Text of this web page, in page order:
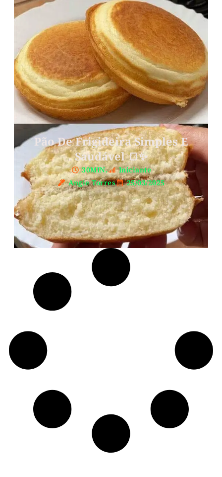
Pão De Frigideira Simples E
Saudável 🍞✨
30MIN.
Iniciante
Angie Torres
25/03/2025